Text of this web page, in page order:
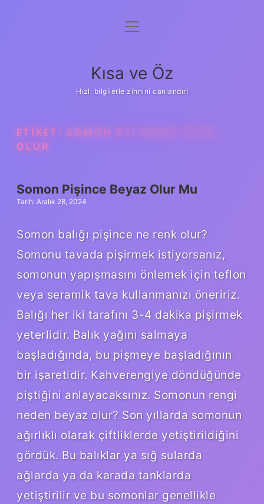
Anasayfa
Yasal Uyarı
menüyü
Kısa ve Öz
Hızlı bilgilerle zihnini canlandır!
ETIKET: SOMON ETI HANGI RENK
OLUR
Somon Pişince Beyaz Olur Mu
Tarih: Aralık 28, 2024
Somon balığı pişince ne renk olur?
Somonu tavada pişirmek istiyorsanız,
somonun yapışmasını önlemek için teflon
veya seramik tava kullanmanızı öneririz.
Balığı her iki tarafını 3-4 dakika pişirmek
yeterlidir. Balık yağını salmaya
başladığında, bu pişmeye başladığının
bir işaretidir. Kahverengiye döndüğünde
piştiğini anlayacaksınız. Somonun rengi
neden beyaz olur? Son yıllarda somonun
ağırlıklı olarak çiftliklerde yetiştirildiğini
gördük. Bu balıklar ya sığ sularda
ağlarda ya da karada tanklarda
yetiştirilir ve bu somonlar genellikle